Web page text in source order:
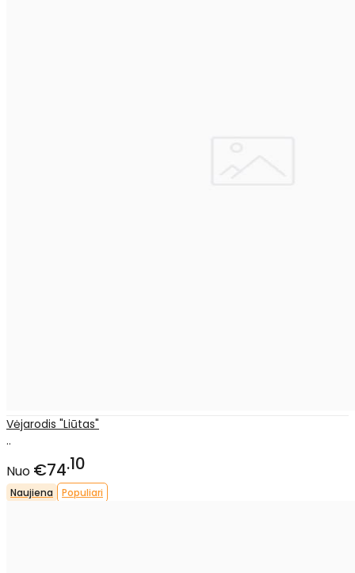
Vėjarodis "Liūtas"
..
Nuo €74 10
Naujiena Populiari